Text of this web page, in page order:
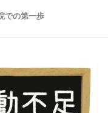
での第一歩